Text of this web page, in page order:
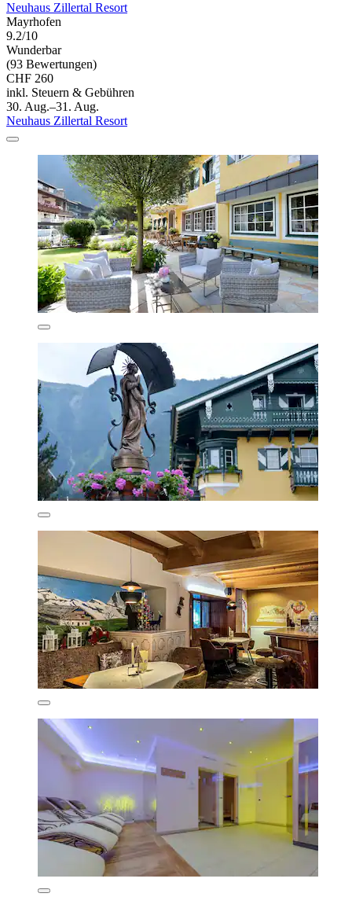
Neuhaus Zillertal Resort
Mayrhofen
9.2/10
Wunderbar
(93 Bewertungen)
CHF 260
inkl. Steuern & Gebühren
30. Aug.–31. Aug.
Neuhaus Zillertal Resort